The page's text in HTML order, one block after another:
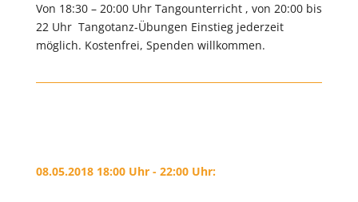
Von 18:30 – 20:00 Uhr Tangounterricht , von 20:00 bis
22 Uhr Tangotanz-Übungen Einstieg jederzeit
möglich. Kostenfrei, Spenden willkommen.
08.05.2018 18:00 Uhr - 22:00 Uhr: